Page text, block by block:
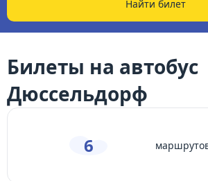
Найти билет
Билеты на автобус
Дюссельдорф
6